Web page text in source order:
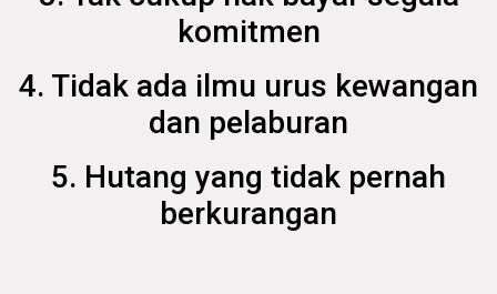
komitmen
4. Tidak ada ilmu urus kewangan
dan pelaburan
5. Hutang yang tidak pernah
berkurangan